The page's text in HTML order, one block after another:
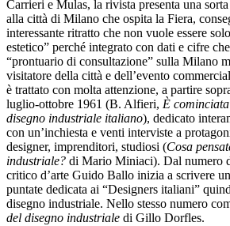
Carrieri e Mulas, la rivista presenta una
alla città di Milano che ospita la Fiera,
interessante ritratto che non vuole essere
estetico” perché integrato con dati e cifre
“prontuario di consultazione” sulla Milano
visitatore della città e dell’evento
è trattato con molta attenzione, a partire
luglio-ottobre 1961 (B. Alfieri, È
disegno industriale italiano), dedicato
con un’inchiesta e venti interviste a
designer, imprenditori, studiosi (Cosa
industriale? di Mario Miniaci). Dal numero
critico d’arte Guido Ballo inizia a scrivere
puntate dedicata ai “Designers italiani”
disegno industriale. Nello stesso numero
del disegno industriale di Gillo Dorfles.